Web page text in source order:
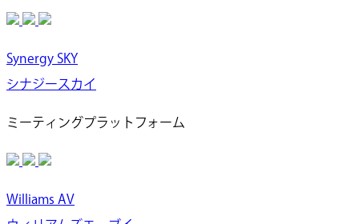
Synergy SKY
シナジースカイ
ミーティングプラットフォーム
Williams AV